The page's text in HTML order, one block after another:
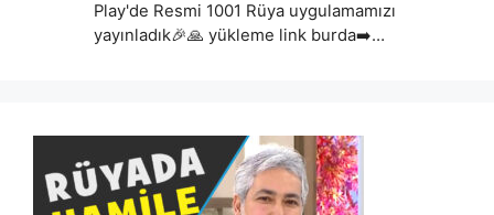
Play'de Resmi 1001 Rüya uygulamamızı
yayınladık🎉🙏 yükleme link burda➡️…